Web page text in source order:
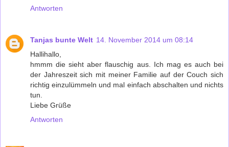
Antworten
Tanjas bunte Welt 14. November 2014 um 08:14
Hallihallo,
hmmm die sieht aber flauschig aus. Ich mag es auch bei
der Jahreszeit sich mit meiner Familie auf der Couch sich
richtig einzulümmeln und mal einfach abschalten und nichts
tun.
Liebe Grüße
Antworten